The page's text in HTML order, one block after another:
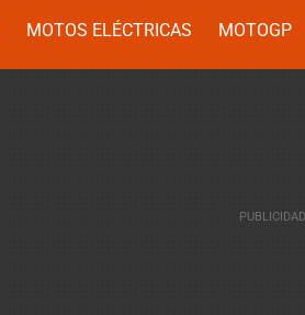
MOTOS ELÉCTRICAS MOTOGP